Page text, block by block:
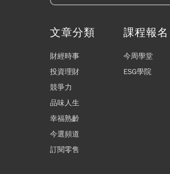
文章分類
財經時事
投資理財
競爭力
品味人生
幸福熟齡
今選頻道
訂閱零售
課程報名
今周學堂
ESG學院